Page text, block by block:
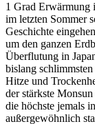
1 Grad Erwärmung
im letzten Sommer
Geschichte
um den ganzen
Überflutung in
bislang
Hitze und
der stärkste
die höchste jemals
außergewöhnlich